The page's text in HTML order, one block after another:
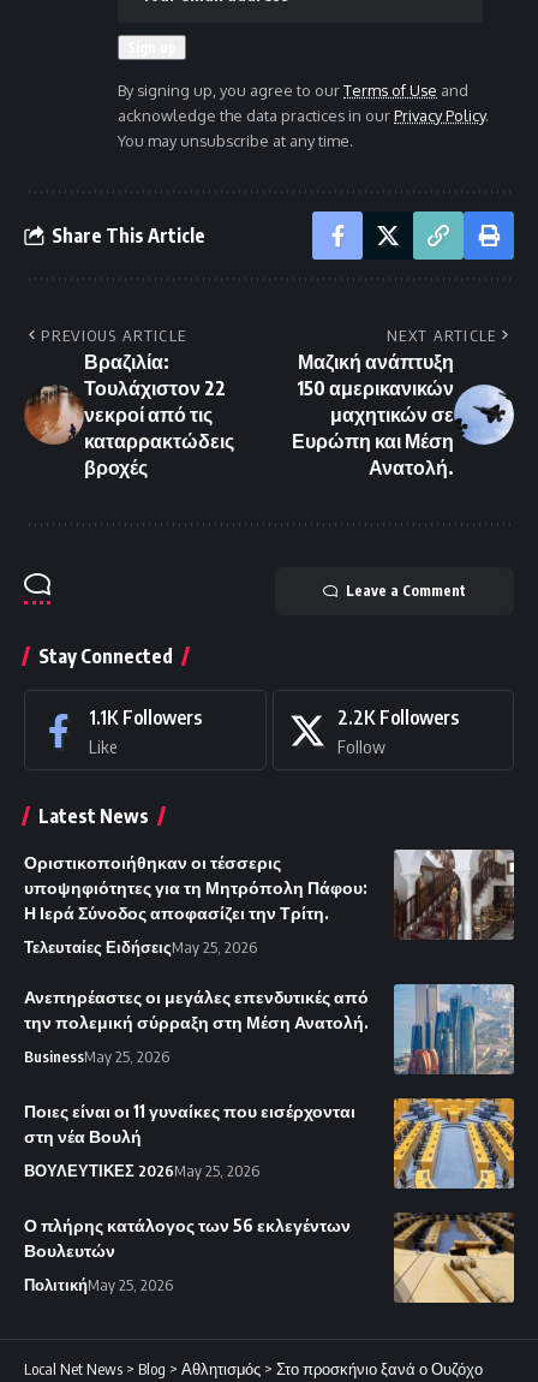
By signing up, you agree to ourTerms of Use and
acknowledge the data practices in ourPrivacy Policy.
You may unsubscribe at any time.
Share This Article
PREVIOUS ARTICLE
Βραζιλία:
Τουλάχιστον 22
νεκροί από τις
καταρρακτώδεις
βροχές
NEXT ARTICLE
Μαζική ανάπτυξη
150 αμερικανικών
μαχητικών σε
Ευρώπη και Μέση
Ανατολή.
Leave a Comment
Stay Connected
1.1K Followers
Like
2.2K Followers
Follow
Latest News
Οριστικοποιήθηκαν οι τέσσερις
υποψηφιότητες για τη Μητρόπολη Πάφου:
Η Ιερά Σύνοδος αποφασίζει την Τρίτη.
Τελευταίες ΕιδήσειςMay 25, 2026
Ανεπηρέαστες οι μεγάλες επενδυτικές από
την πολεμική σύρραξη στη Μέση Ανατολή.
BusinessMay 25, 2026
Ποιες είναι οι 11 γυναίκες που εισέρχονται
στη νέα Βουλή
ΒΟΥΛΕΥΤΙΚΕΣ 2026May 25, 2026
Ο πλήρης κατάλογος των 56 εκλεγέντων
Βουλευτών
ΠολιτικήMay 25, 2026
Local Net News > Blog > Αθλητισμός > Στο προσκήνιο ξανά ο Ουζόχο